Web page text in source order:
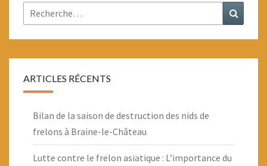
Rechercher :
ARTICLES RÉCENTS
Bilan de la saison de destruction des nids de
frelons à Braine-le-Château
Lutte contre le frelon asiatique : L’importance du